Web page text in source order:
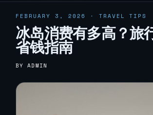
FEBRUARY 3, 2026 · TRAVEL TIPS
冰岛消费有多高？旅
省钱指南
BY ADMIN